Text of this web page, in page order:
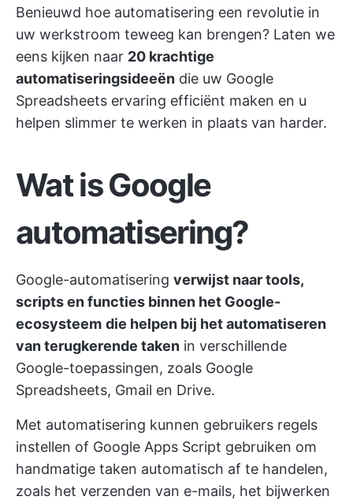
Benieuwd hoe automatisering een revolutie in
uw werkstroom teweeg kan brengen? Laten we
eens kijken naar 20 krachtige
automatiseringsideeën die uw Google
Spreadsheets ervaring efficiënt maken en u
helpen slimmer te werken in plaats van harder.
Wat is Google
automatisering?
Google-automatisering verwijst naar tools,
scripts en functies binnen het Google-
ecosysteem die helpen bij het automatiseren
van terugkerende taken in verschillende
Google-toepassingen, zoals Google
Spreadsheets, Gmail en Drive.
Met automatisering kunnen gebruikers regels
instellen of Google Apps Script gebruiken om
handmatige taken automatisch af te handelen,
zoals het verzenden van e-mails, het bijwerken